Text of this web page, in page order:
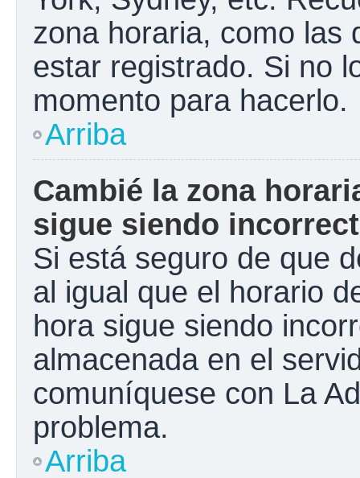
zona horaria, como las
estar registrado. Si no
momento para hacerlo.
Arriba
Cambié la zona
sigue siendo
Si está seguro de que
al igual que el horario
hora sigue siendo
almacenada en el
comuníquese con La
problema.
Arriba